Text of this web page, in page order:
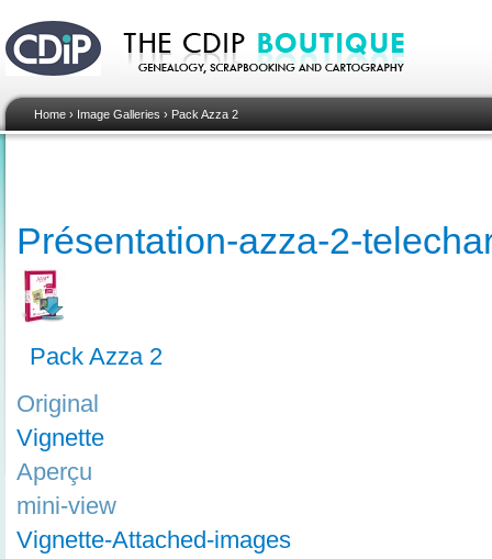
Home › Image Galleries › Pack Azza 2
Présentation-azza-2-
Pack Azza 2
Original
Vignette
Aperçu
mini-view
Vignette-Attached-images